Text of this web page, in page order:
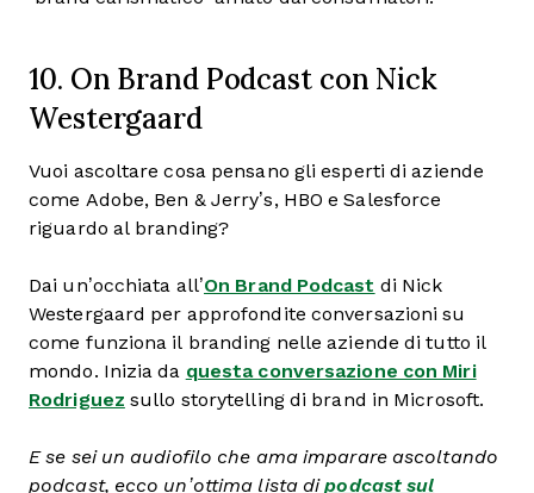
10. On Brand Podcast con Nick
Westergaard
Vuoi ascoltare cosa pensano gli esperti di aziende
come Adobe, Ben & Jerry’s, HBO e Salesforce
riguardo al branding?
Dai un’occhiata all’On Brand Podcast di Nick
Westergaard per approfondite conversazioni su
come funziona il branding nelle aziende di tutto il
mondo. Inizia da questa conversazione con Miri
Rodriguez sullo storytelling di brand in Microsoft.
E se sei un audiofilo che ama imparare ascoltando
podcast, ecco un’ottima lista dipodcast sul